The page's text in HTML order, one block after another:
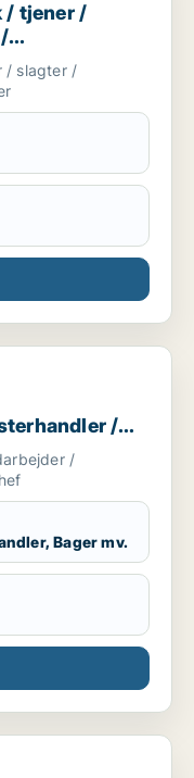
/ tjener /
/ slagter /
/
/
/
Bager mv.
medarbejder /